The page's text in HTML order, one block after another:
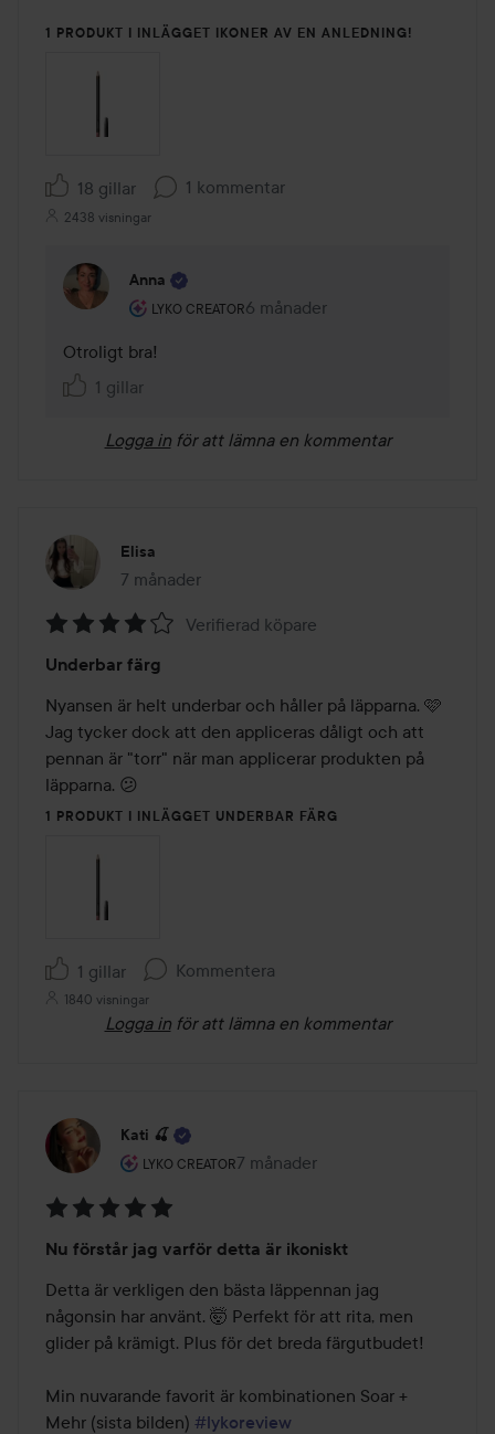
1 PRODUKT I INLÄGGET IKONER AV EN ANLEDNING!
18 gillar 1 kommentar
2438 visningar
Anna
LYKO CREATOR
Användarens roll: Lyko Creator.
6 månader
Kommentaren lades 6 månader
Otroligt bra!
1 gillar
Logga in för att lämna en kommentar
Elisa
7 månader
Inlägget skapades 7 månader
4
av
5
Verifierad köpare
Underbar färg
Nyansen är helt underbar och håller på läpparna. 🩷
Jag tycker dock att den appliceras dåligt och att
pennan är "torr" när man applicerar produkten på
läpparna. 😕
1 PRODUKT I INLÄGGET UNDERBAR FÄRG
1 gillar Kommentera
1840 visningar
Logga in för att lämna en kommentar
Kati 🍒
LYKO CREATOR
Användarens roll: Lyko Creator.
7 månader
Inlägget skapades 7 månader
5
av
5
Nu förstår jag varför detta är ikoniskt
Detta är verkligen den bästa läppennan jag
någonsin har använt. 🤯 Perfekt för att rita, men
glider på krämigt. Plus för det breda färgutbudet!
Min nuvarande favorit är kombinationen Soar +
Mehr (sista bilden) #lykoreview